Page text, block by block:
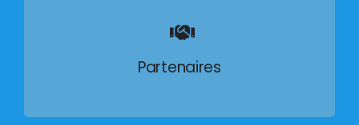
Partenaires